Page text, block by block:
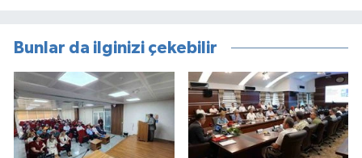
Bunlar da ilginizi çekebilir